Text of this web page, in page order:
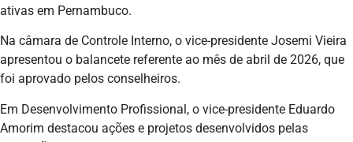
ativas em Pernambuco.
Na câmara de Controle Interno, o vice-presidente Josemi Vieira
apresentou o balancete referente ao mês de abril de 2026, que
foi aprovado pelos conselheiros.
Em Desenvolvimento Profissional, o vice-presidente Eduardo
Amorim destacou ações e projetos desenvolvidos pelas